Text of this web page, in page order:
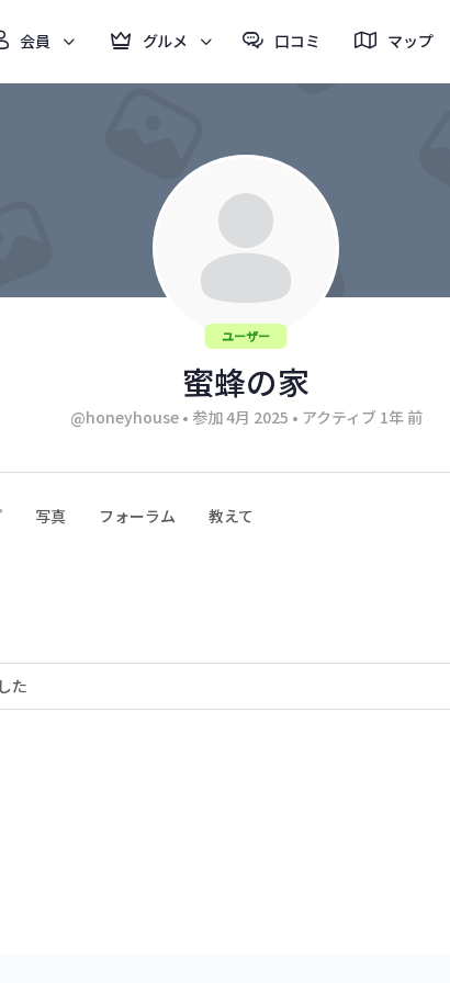
会員 グルメ 口コミ マップ
ユーザー
蜜蜂の家
@honeyhouse • 参加 4月 2025 • アクティブ 1年 前
写真 フォーラム 教えて
た